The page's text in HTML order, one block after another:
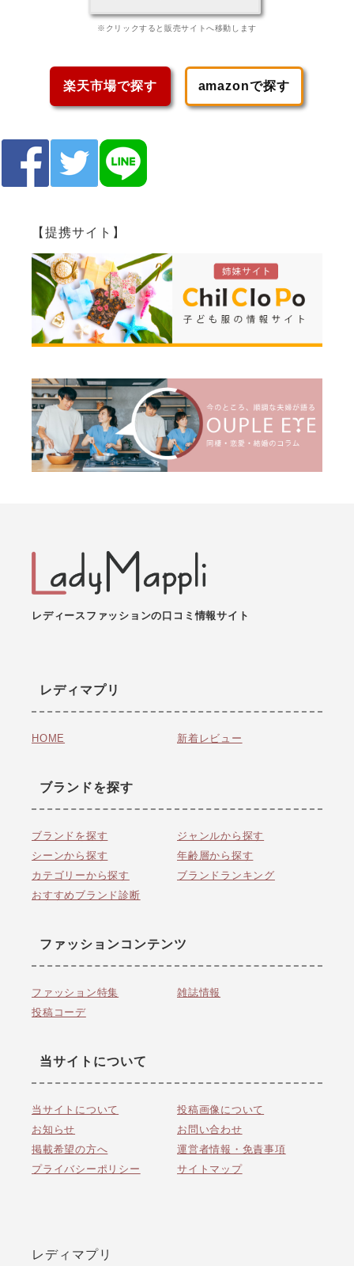
※クリックすると販売サイトへ移動します
楽天市場で探す amazonで探す
【提携サイト】
レディースファッションの口コミ情報サイト
レディマプリ
HOME 新着レビュー
ブランドを探す
ブランドを探す
ジャンルから探す
シーンから探す
年齢層から探す
カテゴリーから探す
ブランドランキング
おすすめブランド診断
ファッションコンテンツ
ファッション特集
雑誌情報
投稿コーデ
当サイトについて
当サイトについて
投稿画像について
お知らせ
お問い合わせ
掲載希望の方へ
運営者情報・免責事項
プライバシーポリシー
サイトマップ
レディマプリ